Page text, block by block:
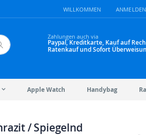
WILLKOMMEN ANMELDEN
Zahlungen auch via
Paypal, Kreditkarte, Kauf auf
Ratenkauf und Sofort
Apple Watch Handybag
/ Spiegelnd